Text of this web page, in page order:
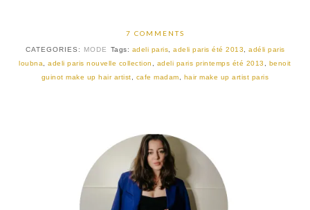
7 COMMENTS
CATEGORIES: MODE Tags: adeli paris adeli paris été 2013
adéli paris
loubna
,adeli paris nouvelle collection adeli paris printemps été 2013
benoit
guinot make up hair artist
cafe madam hair make up artist paris